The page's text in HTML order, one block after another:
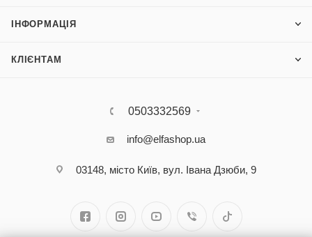
ІНФОРМАЦІЯ
КЛІЄНТАМ
0503332569
info@elfashop.ua
03148, місто Київ, вул. Івана Дзюби, 9